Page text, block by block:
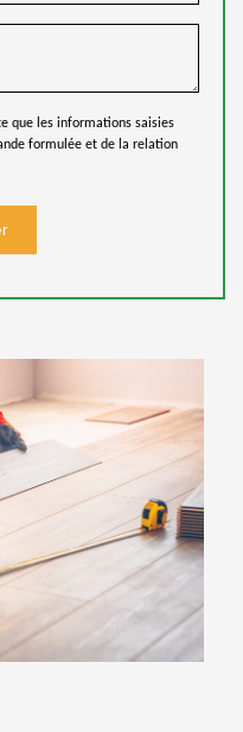
que les informations saisies
formulée et de la relation